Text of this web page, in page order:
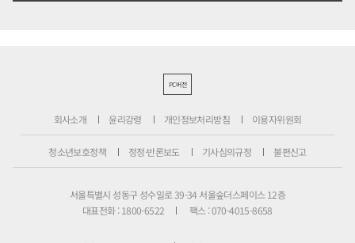
PC버전
회사소개 윤리강령 개인정보처리방침 이용자위원회
청소년보호정책 정정·반론보도 기사심의규정 불편신고
서울특별시 성동구 성수일로 39-34 서울숲더스페이스 12층
대표전화 : 1800-6522
팩스 : 070-4015-8658